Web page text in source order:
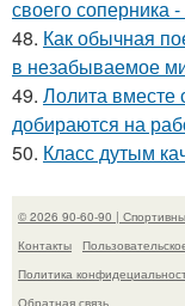
своего соперника
48. Как обычная
в незабываемое
49. Лолита вместе
добираются на
50. Класс дутым
© 2026 90-60-90 |
Контакты
Политика
Обратная связь